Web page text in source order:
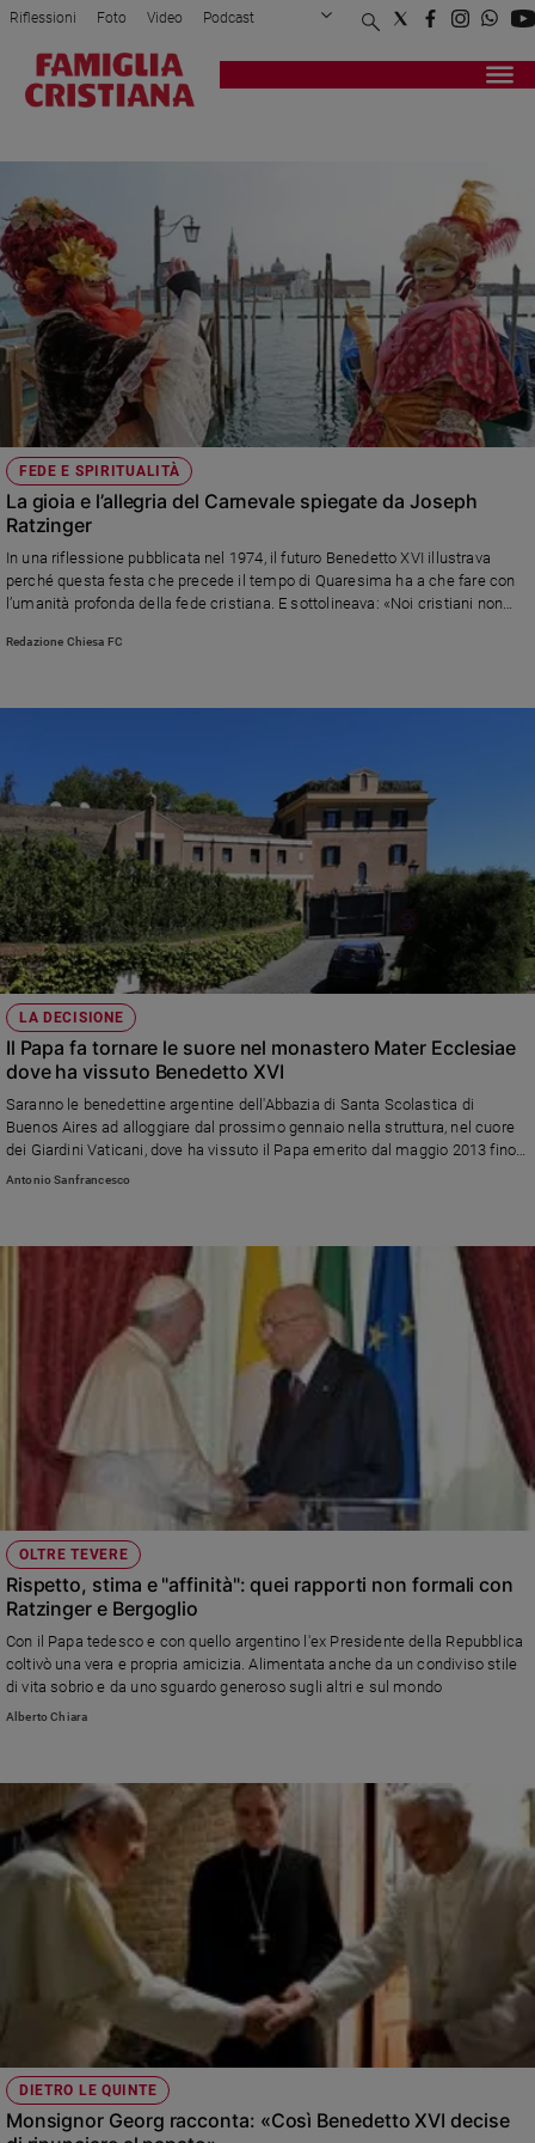
Attualità
Mondo
Economia
Legalità
e
giustizia
Sport
Interviste
Papa
Papa
Chiesa
Chiesa
e
Santi
fede
Parola
del
giorno
Santo
del
giorno
Società
e
valori
e
Creato
Migranti
Diversità
Costume
Cultura
e
spettacoli
Sanremo
2026
Cinema,
Tv
Musica
Nonni
Coppia
Scuola
Riflessioni Foto Video Podcast
Privacy Policy Chi siamo
Registrati Redazione
FEDE E SPIRITUALITÀ
La gioia e l’allegria del Carnevale spiegate da Joseph
Ratzinger
In una riflessione pubblicata nel 1974, il futuro Benedetto XVI illustrava
perché questa festa che precede il tempo di Quaresima ha a che fare con
l’umanità profonda della fede cristiana. E sottolineava: «Noi cristiani non
Redazione Chiesa FC
LA DECISIONE
Il Papa fa tornare le suore nel monastero Mater Ecclesiae
dove ha vissuto Benedetto XVI
Saranno le benedettine argentine dell'Abbazia di Santa Scolastica di
Buenos Aires ad alloggiare dal prossimo gennaio nella struttura, nel cuore
dei Giardini Vaticani, dove ha vissuto il Papa emerito dal maggio 2013 fino
alla morte il 31 dicembre 2022. Ora, scrive la Santa Sede, riprende
Antonio Sanfrancesco
OLTRE TEVERE
Rispetto, stima e "affinità": quei rapporti non formali con
Ratzinger e Bergoglio
Con il Papa tedesco e con quello argentino l'ex Presidente della Repubblica
coltivò una vera e propria amicizia. Alimentata anche da un condiviso stile
di vita sobrio e da uno sguardo generoso sugli altri e sul mondo
Alberto Chiara
DIETRO LE QUINTE
Monsignor Georg racconta: «Così Benedetto XVI decise